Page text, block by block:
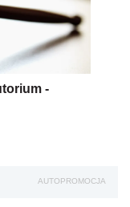
-
AUTOPROMOCJA